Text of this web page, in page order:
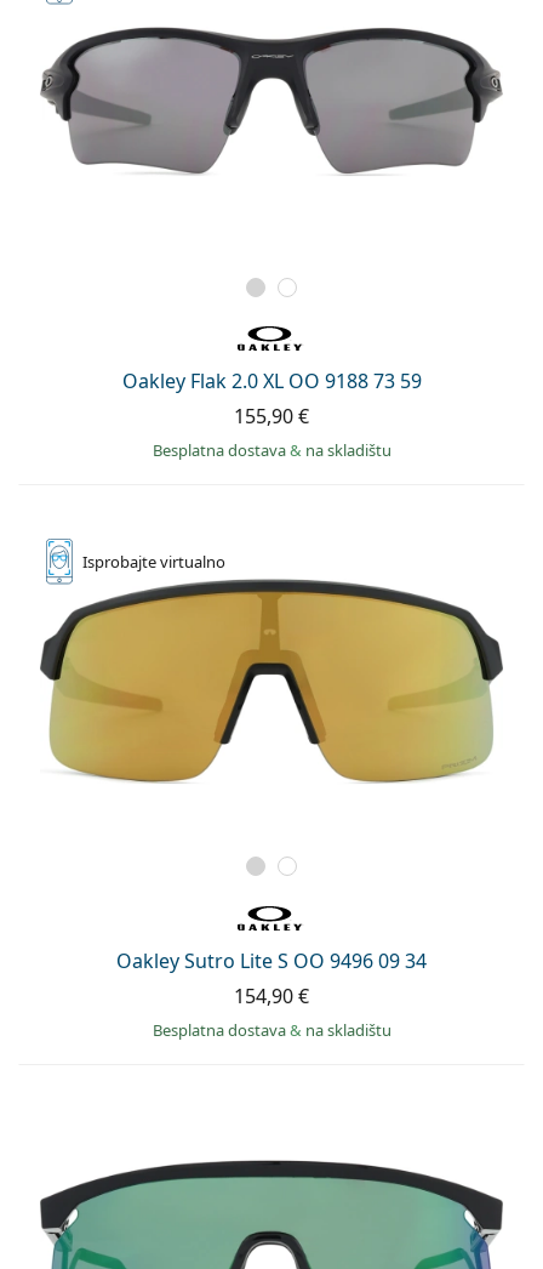
Oakley Flak 2.0 XL OO 9188 73 59
155,90 €
Besplatna dostava& na skladištu
Isprobajtevirtualno
Oakley Sutro Lite S OO 9496 09 34
154,90 €
Besplatna dostava& na skladištu